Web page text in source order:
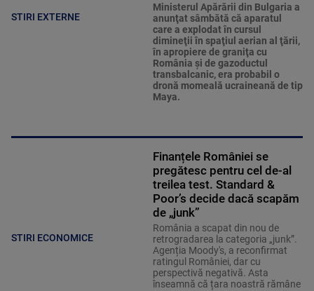
STIRI EXTERNE
Ministerul Apărării din Bulgaria a
anunţat sâmbătă că aparatul
care a explodat în cursul
dimineţii în spaţiul aerian al ţării,
în apropiere de graniţa cu
România şi de gazoductul
transbalcanic, era probabil o
dronă momeală ucraineană de tip
Maya.
STIRI ECONOMICE
Finanțele României se
pregătesc pentru cel de-al
treilea test. Standard &
Poor’s decide dacă scapăm
de „junk”
România a scapat din nou de
retrogradarea la categoria „junk”.
Agenția Moody's, a reconfirmat
ratingul României, dar cu
perspectivă negativă. Asta
înseamnă că țara noastră rămâne